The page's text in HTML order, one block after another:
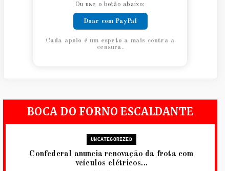
Ou use o botão abaixo:
Doar com PayPal
Cada apoio é um espeto a mais contra a
censura.
BOCA DO FORNO ESCALDANTE
UNCATEGORIZED
Confederal anuncia renovação da frota com
veículos elétricos...